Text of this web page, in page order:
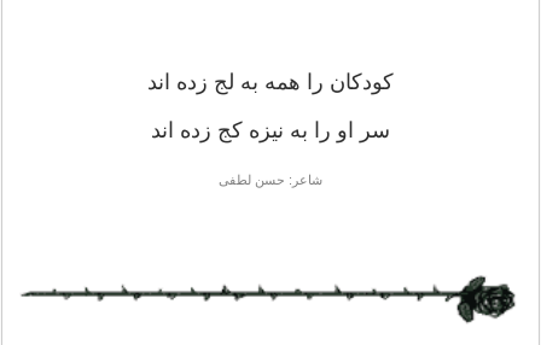
کودکان را همه به لج زده اند
سر او را به نیزه کج زده اند
شاعر: حسن لطفی